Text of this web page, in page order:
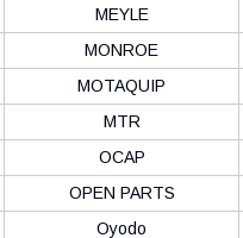
MEYLE
MONROE
MOTAQUIP
MTR
OCAP
OPEN PARTS
Oyodo